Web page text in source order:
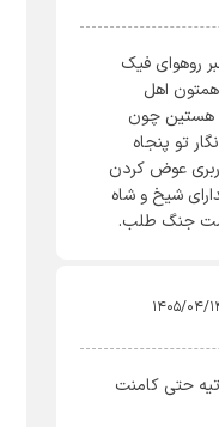
روهوای فیک
اهل
هستین چون
تو پنجاه
عوض کردن
شیخ و شاه
جنگ طلب.
حتی کامنت